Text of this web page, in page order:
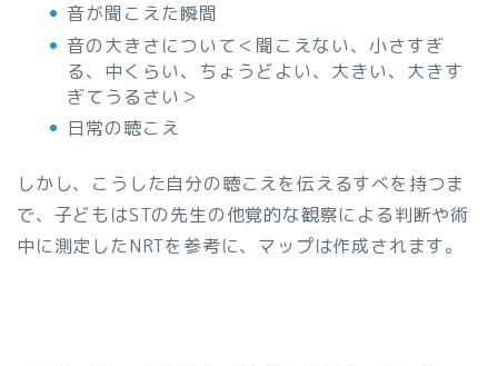
音が聞こえた瞬間
音の大きさについて＜聞こえない、小さすぎ
る、中くらい、ちょうどよい、大きい、大きす
ぎてうるさい＞
日常の聴こえ
しかし、こうした自分の聴こえを伝えるすべを持つま
で、子どもはSTの先生の他覚的な観察による判断や術
中に測定したNRTを参考に、マップは作成されます。